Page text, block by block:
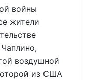
войны
жители
воздушной
из США